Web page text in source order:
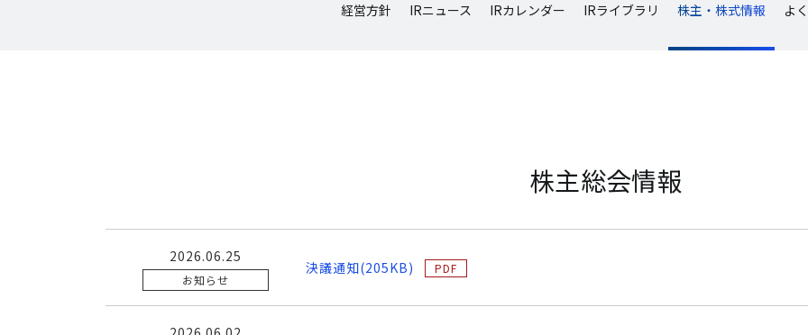
経営方針 IRニュース IRカレンダー IRライブラリ 株主・株式情報 よ
株主総会情報
2026.06.25
お知らせ
決議通知(205KB)